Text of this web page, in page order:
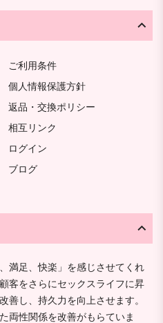
ご利用条件
個人情報保護方針
返品・交換ポリシー
相互リンク
ログイン
ブログ
満足、快楽」を感じさせてくれ
客をさらにセックスライフに昇
善し、持久力を向上させます。
両性関係を改善がもらていま